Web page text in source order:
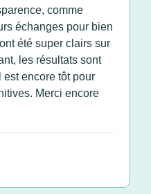
comme
échanges pour bien
été super clairs sur
les résultats sont
encore tôt pour
Merci encore